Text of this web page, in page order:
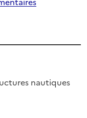
nautiques